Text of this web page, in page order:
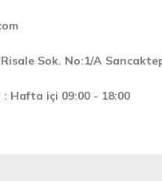
Sok. No:1/A
Hafta içi 09:00 - 18:00